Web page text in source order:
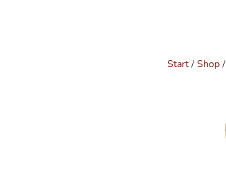
Start/ Shop/